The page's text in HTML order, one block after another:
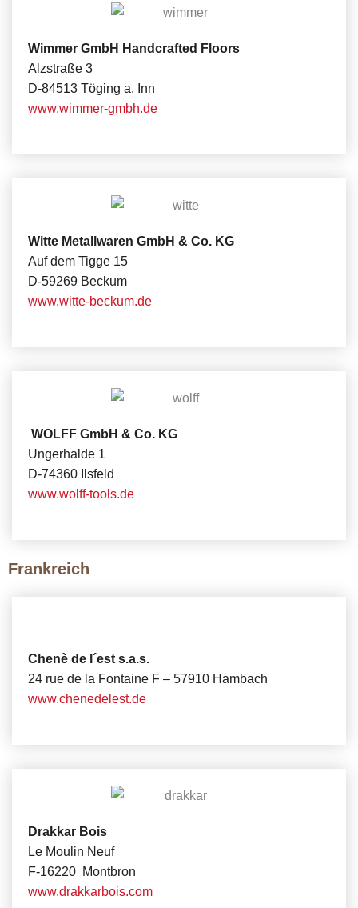
Wimmer GmbH Handcrafted Floors
Alzstraße 3
D-84513 Töging a. Inn
www.wimmer-gmbh.de
Witte Metallwaren GmbH & Co. KG
Auf dem Tigge 15
D-59269 Beckum
www.witte-beckum.de
WOLFF GmbH & Co. KG
Ungerhalde 1
D-74360 Ilsfeld
www.wolff-tools.de
Frankreich
Chenè de l´est s.a.s.
24 rue de la Fontaine F – 57910 Hambach
www.chenedelest.de
Drakkar Bois
Le Moulin Neuf
F-16220 Montbron
www.drakkarbois.com